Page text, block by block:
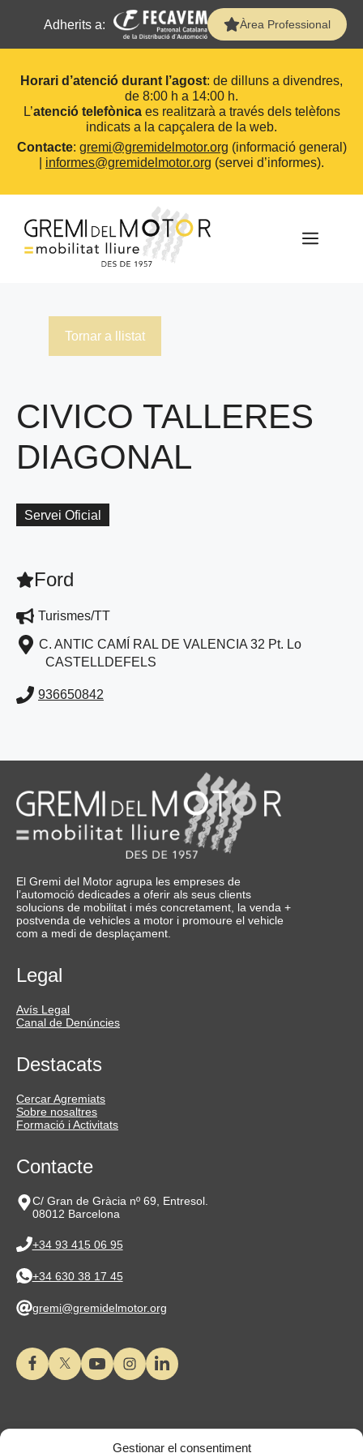
Gestionar el consentiment
Adherits a: Àrea Professional
Horari d’atenció durant l’agost: de dilluns a divendres,
de 8:00 h a 14:00 h.
L’atenció telefònicaes realitzarà a través dels telèfons
indicats a la capçalera de la web.
Contacte: gremi@gremidelmotor.org (informació general)
informes@gremidelmotor.org (servei d’informes).
contingut
Tornar a llistat
CIVICO TALLERES
DIAGONAL
Servei Oficial
Ford
Turismes/TT
C. ANTIC CAMÍ RAL DE VALENCIA 32 Pt. Lo
CASTELLDEFELS
936650842
El Gremi del Motor agrupa les empreses de
l’automoció dedicades a oferir als seus clients
solucions de mobilitat i més concretament, la venda +
postvenda de vehicles a motor i promoure el vehicle
com a medi de desplaçament.
Legal
Avís Legal
Canal de Denúncies
Destacats
Cercar Agremiats
Sobre nosaltres
Formació i Activitats
Contacte
C/ Gran de Gràcia nº 69, Entresol.
08012 Barcelona
+34 93 415 06 95
+34 630 38 17 45
gremi@gremidelmotor.org